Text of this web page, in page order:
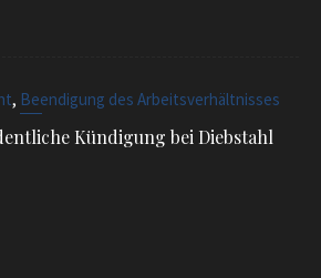
, Beendigung des Arbeitsverhältnisses
Kündigung bei Diebstahl